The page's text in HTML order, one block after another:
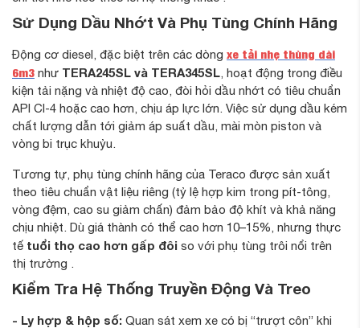
Sử Dụng Dầu Nhớt Và Phụ Tùng Chính Hãng
Động cơ diesel, đặc biệt trên các dòng xe tải nhẹ thùng dài
6m3 như TERA245SL và TERA345SL, hoạt động trong điều
kiện tải nặng và nhiệt độ cao, đòi hỏi dầu nhớt có tiêu chuẩn
API CI-4 hoặc cao hơn, chịu áp lực lớn. Việc sử dụng dầu kém
chất lượng dẫn tới giảm áp suất dầu, mài mòn piston và
vòng bi trục khuỷu.
Tương tự, phụ tùng chính hãng của Teraco được sản xuất
theo tiêu chuẩn vật liệu riêng (tỷ lệ hợp kim trong pít-tông,
vòng đệm, cao su giảm chấn) đảm bảo độ khít và khả năng
chịu nhiệt. Dù giá thành có thể cao hơn 10–15%, nhưng thực
tế tuổi thọ cao hơn gấp đôi so với phụ tùng trôi nổi trên
thị trường .
Kiểm Tra Hệ Thống Truyền Động Và Treo
- Ly hợp & hộp số: Quan sát xem xe có bị “trượt côn” khi